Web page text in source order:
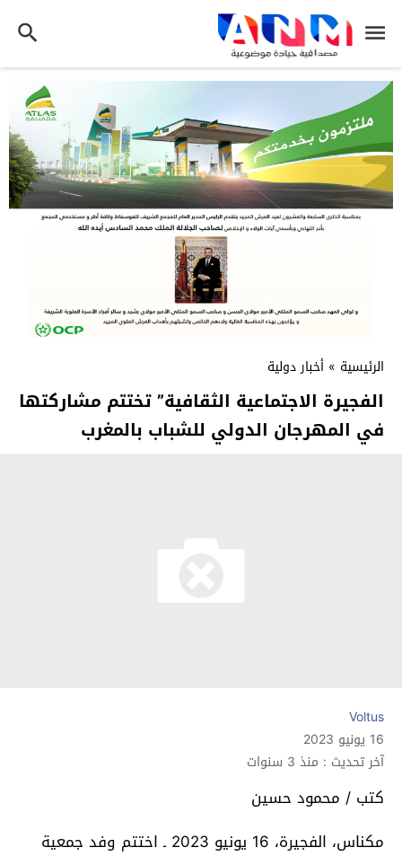
الرئيسية » أخبار دولية
الفجيرة الاجتماعية الثقافية” تختتم مشاركتها
في المهرجان الدولي للشباب بالمغرب
Voltus
16 يونيو 2023
آخر تحديث : منذ 3 سنوات
كتب / محمود حسين
مكناس، الفجيرة، 16 يونيو 2023 ـ اختتم وفد جمعية